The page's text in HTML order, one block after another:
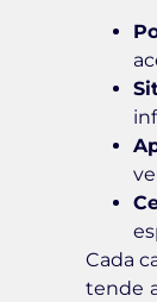
Cada
tende